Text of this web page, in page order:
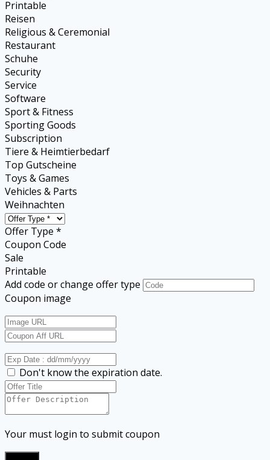
Printable
Reisen
Religious & Ceremonial
Restaurant
Schuhe
Security
Service
Software
Sport & Fitness
Sporting Goods
Subscription
Tiere & Heimtierbedarf
Top Gutscheine
Toys & Games
Vehicles & Parts
Weihnachten
Offer Type *
Coupon Code
Sale
Printable
Add code or change offer type
Coupon image
Don't know the expiration date.
Your must login to submit coupon